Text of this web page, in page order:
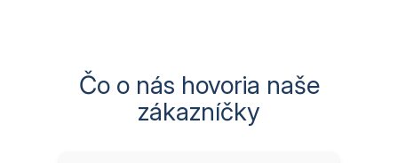
Čo o nás hovoria naše
zákazníčky